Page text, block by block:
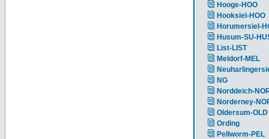
Hooge-HOO
Hooksiel-HOO
Horumersiel-
Husum-SU-
List-LIST
Meldorf-MEL
NG
Norddeich-
Norderney-
Oldersum-OLD
Ording
Pellworm-PEL